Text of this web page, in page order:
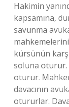
Hakimin
kapsamına,
savunma
kürsünün
soluna oturur.
oturur.
davacının
otururlar.